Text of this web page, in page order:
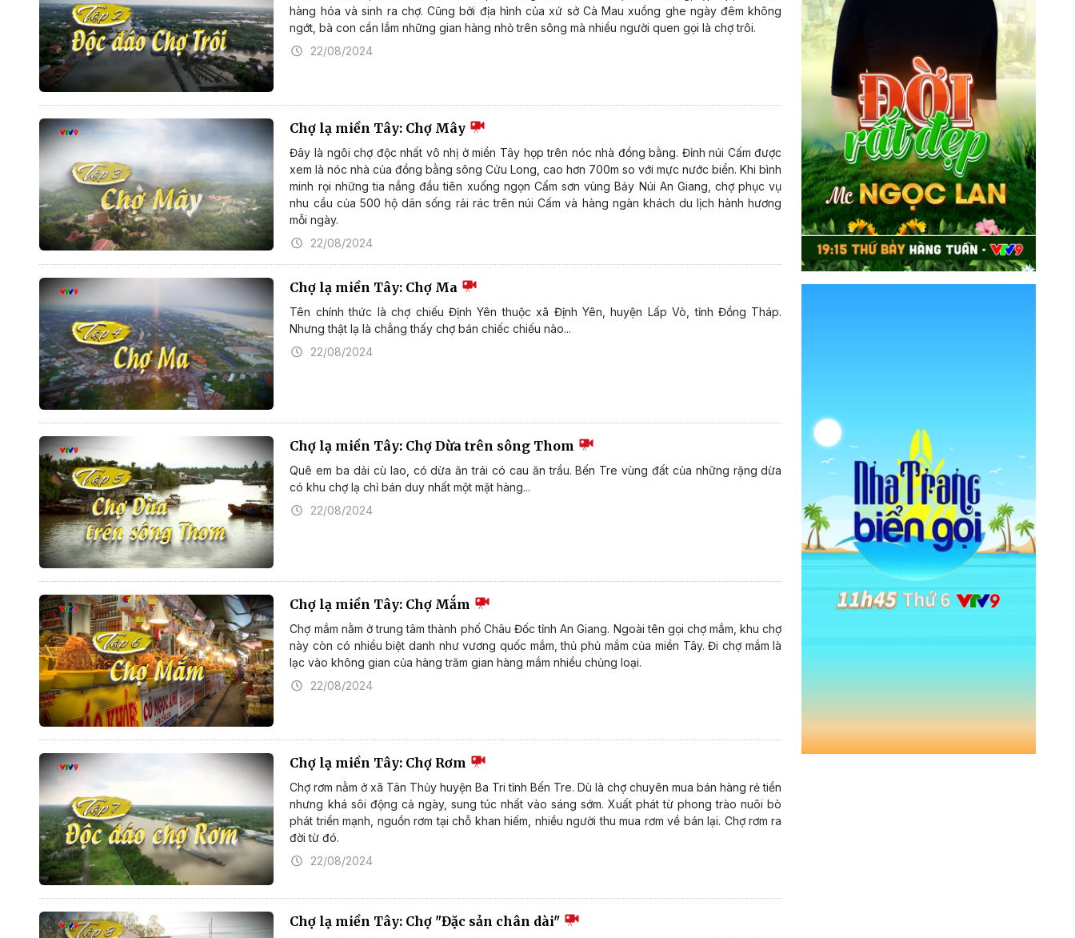
hàng hóa và sinh ra chợ. Cũng bởi địa hình của xứ sở Cà Mau xuồng ghe ngày đêm không
ngớt, bà con cần lắm những gian hàng nhỏ trên sông mà nhiều người quen gọi là chợ trôi.
22/08/2024
Chợ lạ miền Tây: Chợ Mây
Đây là ngôi chợ độc nhất vô nhị ở miền Tây họp trên nóc nhà đồng bằng. Đỉnh núi Cấm được
xem là nóc nhà của đồng bằng sông Cửu Long, cao hơn 700m so với mực nước biển. Khi bình
minh rọi những tia nắng đầu tiên xuống ngọn Cấm sơn vùng Bảy Núi An Giang, chợ phục vụ
nhu cầu của 500 hộ dân sống rải rác trên núi Cấm và hàng ngàn khách du lịch hành hương
mỗi ngày.
22/08/2024
Chợ lạ miền Tây: Chợ Ma
Tên chính thức là chợ chiếu Định Yên thuộc xã Định Yên, huyện Lấp Vò, tỉnh Đồng Tháp.
Nhưng thật lạ là chẳng thấy chợ bán chiếc chiếu nào...
22/08/2024
Chợ lạ miền Tây: Chợ Dừa trên sông Thom
Quê em ba dải cù lao, có dừa ăn trái có cau ăn trầu. Bến Tre vùng đất của những rặng dừa
có khu chợ lạ chỉ bán duy nhất một mặt hàng...
22/08/2024
Chợ lạ miền Tây: Chợ Mắm
Chợ mắm nằm ở trung tâm thành phố Châu Đốc tỉnh An Giang. Ngoài tên gọi chợ mắm, khu chợ
này còn có nhiều biệt danh như vương quốc mắm, thủ phủ mắm của miền Tây. Đi chợ mắm là
lạc vào không gian của hàng trăm gian hàng mắm nhiều chủng loại.
22/08/2024
Chợ lạ miền Tây: Chợ Rơm
Chợ rơm nằm ở xã Tân Thủy huyện Ba Tri tỉnh Bến Tre. Dù là chợ chuyên mua bán hàng rẻ tiền
nhưng khá sôi động cả ngày, sung túc nhất vào sáng sớm. Xuất phát từ phong trào nuôi bò
phát triển mạnh, nguồn rơm tại chỗ khan hiếm, nhiều người thu mua rơm về bán lại. Chợ rơm ra
đời từ đó.
22/08/2024
Chợ lạ miền Tây: Chợ "Đặc sản chân dài"